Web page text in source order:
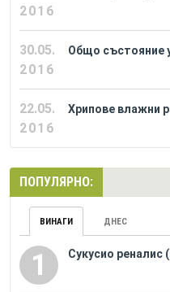
2016
30.05.
2016
Общо състояние
22.05.
2016
Хрипове влажни
ПОПУЛЯРНО:
ВИНАГИ ДНЕС
1 Сукусио реналис